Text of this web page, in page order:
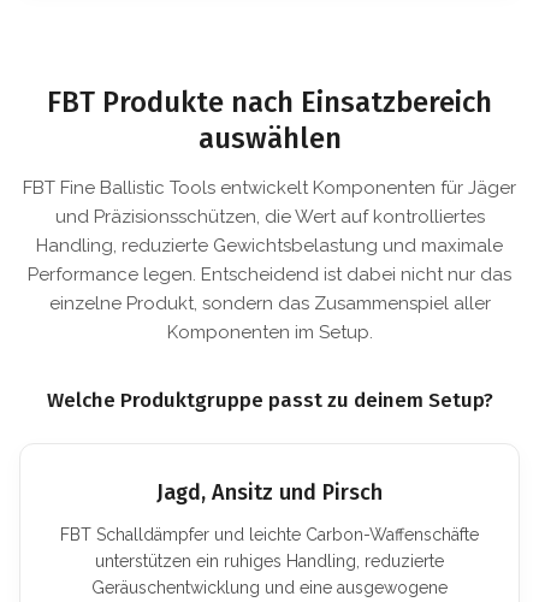
FBT Produkte nach Einsatzbereich
auswählen
FBT Fine Ballistic Tools entwickelt Komponenten für Jäger
und Präzisionsschützen, die Wert auf kontrolliertes
Handling, reduzierte Gewichtsbelastung und maximale
Performance legen. Entscheidend ist dabei nicht nur das
einzelne Produkt, sondern das Zusammenspiel aller
Komponenten im Setup.
Welche Produktgruppe passt zu deinem Setup?
Jagd, Ansitz und Pirsch
FBT Schalldämpfer und leichte Carbon-Waffenschäfte
unterstützen ein ruhiges Handling, reduzierte
Geräuschentwicklung und eine ausgewogene